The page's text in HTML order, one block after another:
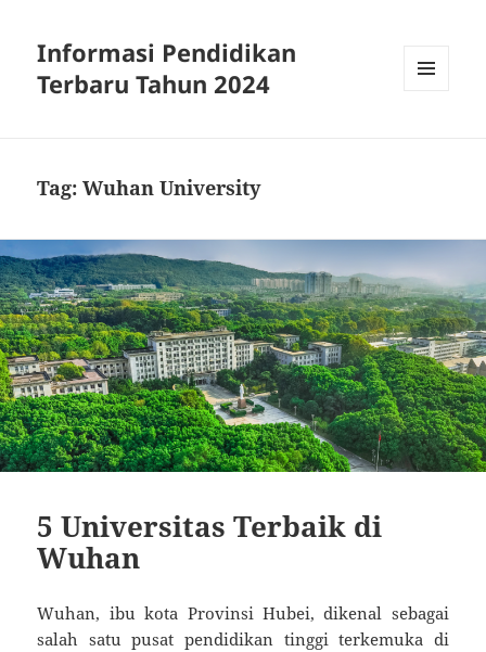
Informasi Pendidikan
Terbaru Tahun 2024
Tag:Wuhan University
5 Universitas Terbaik di
Wuhan
Wuhan, ibu kota Provinsi Hubei, dikenal sebagai
salah satu pusat pendidikan tinggi terkemuka di